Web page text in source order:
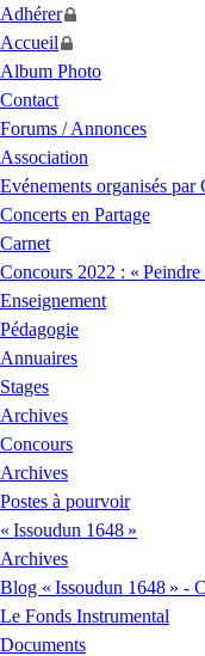
Adhérer
Accueil
Album Photo
Contact
Forums / Annonces
Association
Evénements organisés par
Concerts en Partage
Carnet
Concours 2022 : «
Enseignement
Pédagogie
Annuaires
Stages
Archives
Concours
Archives
Postes à pourvoir
« Issoudun 1648 »
Archives
Blog « Issoudun 1648 » -
Le Fonds Instrumental
Documents